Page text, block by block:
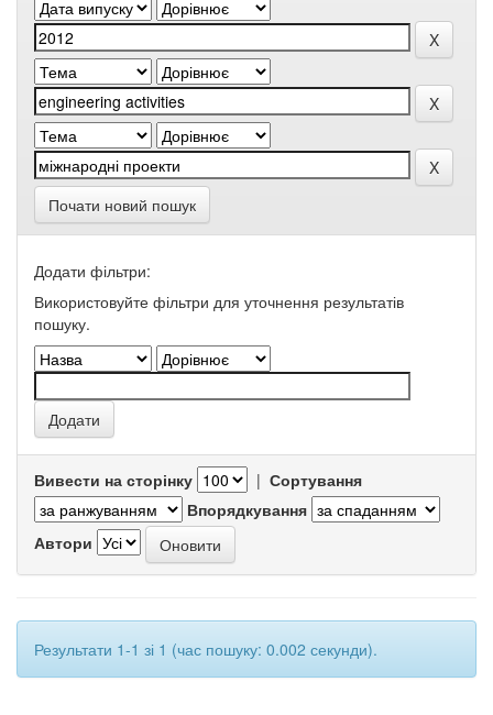
Почати новий пошук
Додати фільтри:
Використовуйте фільтри для уточнення результатів
пошуку.
Вивести на сторінку | Сортування
Впорядкування
Автори
Результати 1-1 зі 1 (час пошуку: 0.002 секунди).